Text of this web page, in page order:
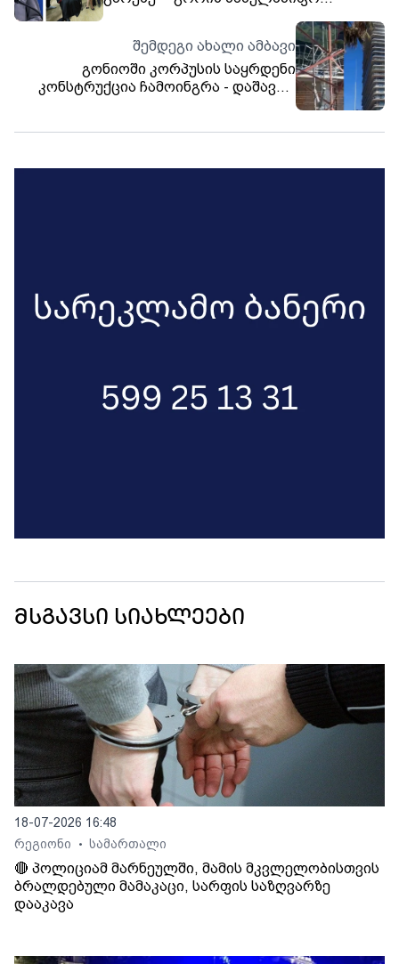
შემდეგი ახალი ამბავი
გონიოში კორპუსის საყრდენი
კონსტრუქცია ჩამოინგრა - დაშავდა
მსგავსი სიახლეები
18-07-2026 16:48
რეგიონი
• სამართალი
🔴 პოლიციამ მარნეულში, მამის მკვლელობისთვის
ბრალდებული მამაკაცი, სარფის საზღვარზე
დააკავა